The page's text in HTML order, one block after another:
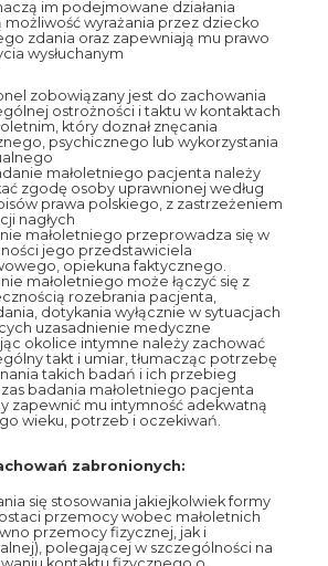
im podejmowane działania
możliwość wyrażania przez dziecko
zdania oraz zapewniają mu prawo
wysłuchanym
zobowiązany jest do zachowania
ostrożności i taktu w kontaktach
który doznał znęcania
psychicznego lub wykorzystania
małoletniego pacjenta należy
zgodę osoby uprawnionej według
prawa polskiego, z zastrzeżeniem
nagłych
małoletniego przeprowadza się w
jego przedstawiciela
opiekuna faktycznego.
małoletniego może łączyć się z
rozebrania pacjenta,
dotykania wyłącznie w sytuacjach
uzasadnienie medyczne
okolice intymne należy zachować
takt i umiar, tłumacząc potrzebę
takich badań i ich przebieg
badania małoletniego pacjenta
zapewnić mu intymność adekwatną
wieku, potrzeb i oczekiwań.
zabronionych:
się stosowania jakiejkolwiek formy
przemocy wobec małoletnich
przemocy fizycznej, jak i
polegającej w szczególności na